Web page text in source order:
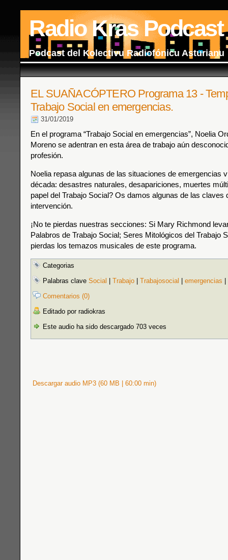
Radio Kras Podcast
Podcast del Kolectivu Radiofónicu Asturianu
EL SUAÑACÓPTERO Programa 13 -
Trabajo Social en emergencias.
31/01/2019
En el programa “Trabajo Social en emergencias”, Noelia
Moreno se adentran en esta área de trabajo aún
profesión.
Noelia repasa algunas de las situaciones de emergencias
década: desastres naturales, desapariciones, muertes
papel del Trabajo Social? Os damos algunas de las claves
intervención.
¡No te pierdas nuestras secciones: Si Mary Richmond
Palabros de Trabajo Social; Seres Mitológicos del Trabajo
pierdas los temazos musicales de este programa.
Categorias
Palabras clave Social Trabajo Trabajosocial emergencias
Comentarios (0)
Editado por radiokras
Este audio ha sido descargado 703 veces
Descargar audio MP3 (60 MB | 60:00 min)